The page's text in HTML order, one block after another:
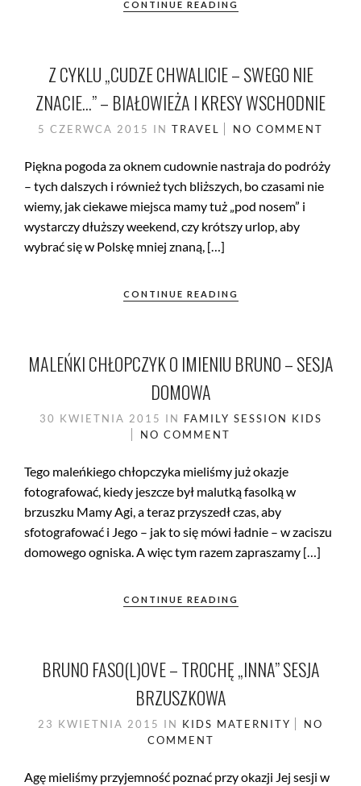
CONTINUE READING
Z CYKLU „CUDZE CHWALICIE – SWEGO NIE
ZNACIE…” – BIAŁOWIEŻA I KRESY WSCHODNIE
5 CZERWCA 2015 IN TRAVEL NO COMMENT
Piękna pogoda za oknem cudownie nastraja do podróży
– tych dalszych i również tych bliższych, bo czasami nie
wiemy, jak ciekawe miejsca mamy tuż „pod nosem” i
wystarczy dłuższy weekend, czy krótszy urlop, aby
wybrać się w Polskę mniej znaną, […]
CONTINUE READING
MALEŃKI CHŁOPCZYK O IMIENIU BRUNO – SESJA
DOMOWA
30 KWIETNIA 2015 IN FAMILY SESSION KIDS
NO COMMENT
Tego maleńkiego chłopczyka mieliśmy już okazje
fotografować, kiedy jeszcze był malutką fasolką w
brzuszku Mamy Agi, a teraz przyszedł czas, aby
sfotografować i Jego – jak to się mówi ładnie – w zaciszu
domowego ogniska. A więc tym razem zapraszamy […]
CONTINUE READING
BRUNO FASO(L)OVE – TROCHĘ „INNA” SESJA
BRZUSZKOWA
23 KWIETNIA 2015 IN KIDS MATERNITY
NO
COMMENT
Agę mieliśmy przyjemność poznać przy okazji Jej sesji w